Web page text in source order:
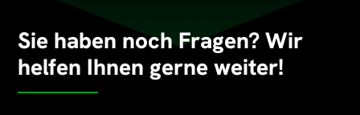
Sie haben noch Fragen? Wir
helfen Ihnen gerne weiter!